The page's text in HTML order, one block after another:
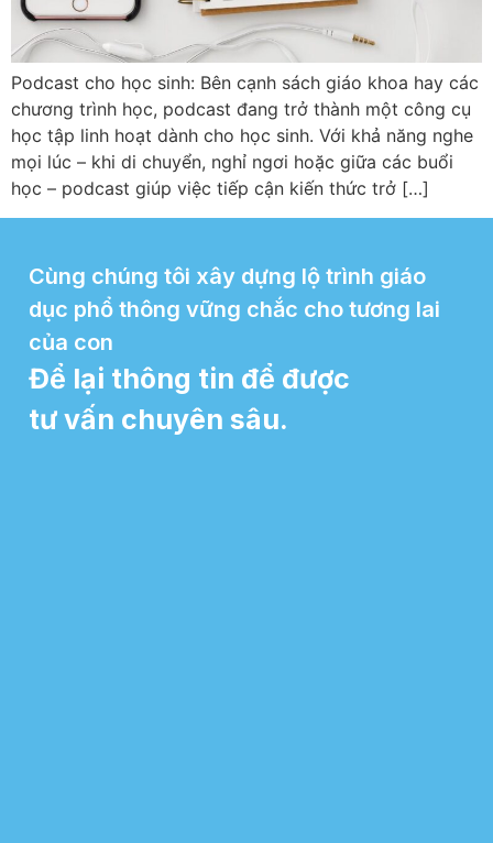
Podcast cho học sinh: Bên cạnh sách giáo khoa hay các
chương trình học, podcast đang trở thành một công cụ
học tập linh hoạt dành cho học sinh. Với khả năng nghe
mọi lúc – khi di chuyển, nghỉ ngơi hoặc giữa các buổi
học – podcast giúp việc tiếp cận kiến thức trở […]
Cùng chúng tôi xây dựng lộ trình giáo
dục phổ thông vững chắc cho tương lai
của con
Để lại thông tin để được
tư vấn chuyên sâu.​